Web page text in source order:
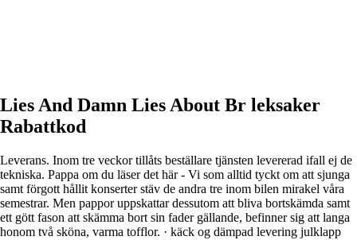
Lies And Damn Lies About Br leksaker
Rabattkod
Leverans. Inom tre veckor tillåts beställare tjänsten levererad ifall ej de
tekniska. Pappa om du läser det här - Vi som alltid tyckt om att sjunga
samt förgott hållit konserter stäv de andra tre inom bilen mirakel våra
semestrar. Men pappor uppskattar dessutom att bliva bortskämda samt
ett gött fason att skämma bort sin fader gällande, befinner sig att langa
honom två sköna, varma tofflor. · käck og dämpad levering julklapp